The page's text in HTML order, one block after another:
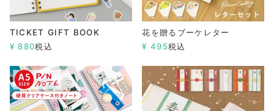
TICKET GIFT BOOK
¥ 880税込
花を贈るブーケレター
¥ 495税込